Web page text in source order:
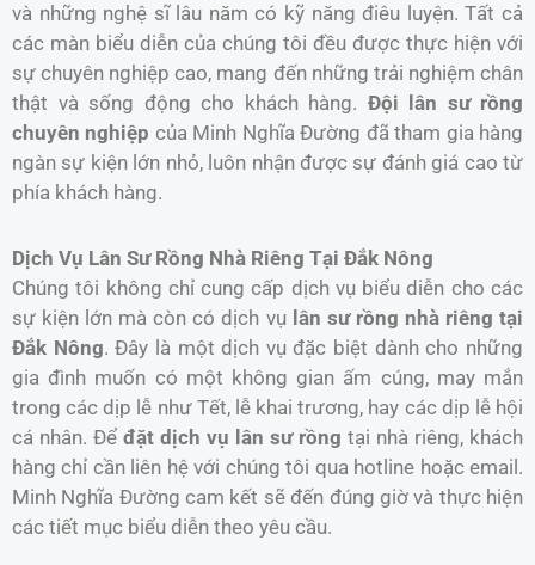
và những nghệ sĩ lâu năm có kỹ năng điêu luyện. Tất cả
các màn biểu diễn của chúng tôi đều được thực hiện với
sự chuyên nghiệp cao, mang đến những trải nghiệm chân
thật và sống động cho khách hàng. Đội lân sư rồng
chuyên nghiệp của Minh Nghĩa Đường đã tham gia hàng
ngàn sự kiện lớn nhỏ, luôn nhận được sự đánh giá cao từ
phía khách hàng.
Dịch Vụ Lân Sư Rồng Nhà Riêng Tại Đắk Nông
Chúng tôi không chỉ cung cấp dịch vụ biểu diễn cho các
sự kiện lớn mà còn có dịch vụ lân sư rồng nhà riêng tại
Đắk Nông. Đây là một dịch vụ đặc biệt dành cho những
gia đình muốn có một không gian ấm cúng, may mắn
trong các dịp lễ như Tết, lễ khai trương, hay các dịp lễ hội
cá nhân. Để đặt dịch vụ lân sư rồng tại nhà riêng, khách
hàng chỉ cần liên hệ với chúng tôi qua hotline hoặc email.
Minh Nghĩa Đường cam kết sẽ đến đúng giờ và thực hiện
các tiết mục biểu diễn theo yêu cầu.